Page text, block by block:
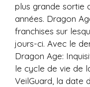
plus grande sortie
années. Dragon
franchises sur
jours-ci. Avec le
Dragon Age:
le cycle de vie de
VeilGuard, la date